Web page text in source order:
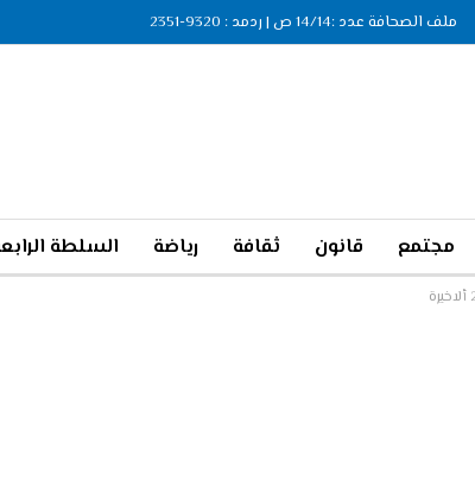
ملف الصحافة عدد :14/14 ص | ردمد : 9320-2351
مجتمع قانون ثقافة رياضة السلطة